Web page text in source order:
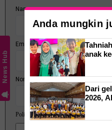
News Hub
Anda mungkin
anak
Dari
2026,